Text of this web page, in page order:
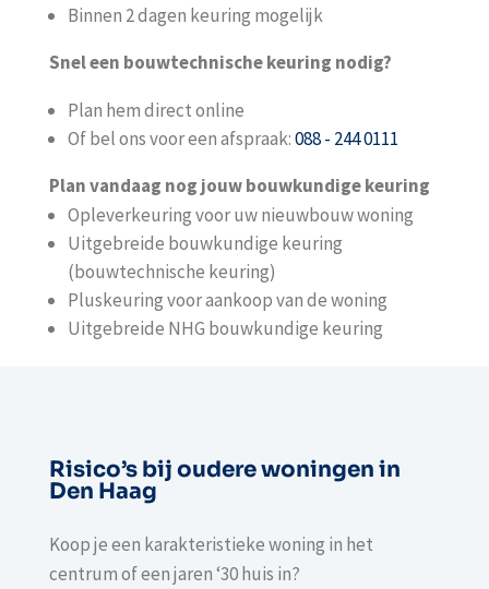
Binnen 2 dagen keuring mogelijk
Snel een bouwtechnische keuring nodig?
Plan hem direct online
Of bel ons voor een afspraak:088 - 244 0111
Plan vandaag nog jouw bouwkundige keuring
Opleverkeuring voor uw nieuwbouw woning
Uitgebreide bouwkundige keuring
(bouwtechnische keuring)
Pluskeuring voor aankoop van de woning
Uitgebreide NHG bouwkundige keuring
Risico’s bij oudere woningen in
Den Haag
Koop je een karakteristieke woning in het
centrum of een jaren ‘30 huis in?